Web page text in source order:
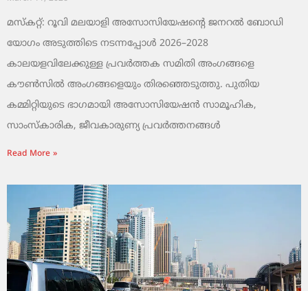
മസ്കറ്റ്: റൂവി മലയാളി അസോസിയേഷന്റെ ജനറൽ ബോഡി
യോഗം അടുത്തിടെ നടന്നപ്പോൾ 2026–2028
കാലയളവിലേക്കുള്ള പ്രവർത്തക സമിതി അംഗങ്ങളെ
കൗൺസിൽ അംഗങ്ങളെയും തിരഞ്ഞെടുത്തു. പുതിയ
കമ്മിറ്റിയുടെ ഭാഗമായി അസോസിയേഷൻ സാമൂഹിക,
സാംസ്‌കാരിക, ജീവകാരുണ്യ പ്രവർത്തനങ്ങൾ
Read More »